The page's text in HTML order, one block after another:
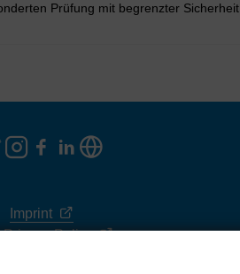
Prüfung mit begrenzter Sicherheit
Imprint
Privacy Policy